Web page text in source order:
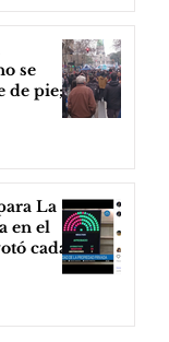
se
de pie;
La
en el
cada